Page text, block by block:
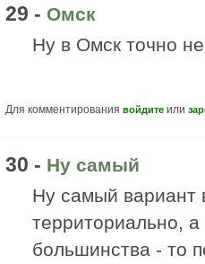
29 - Омск
Ну в Омск точно
Для комментирования войдите или
30 - Ну самый
Ну самый вариант
территориально,
большинства - то